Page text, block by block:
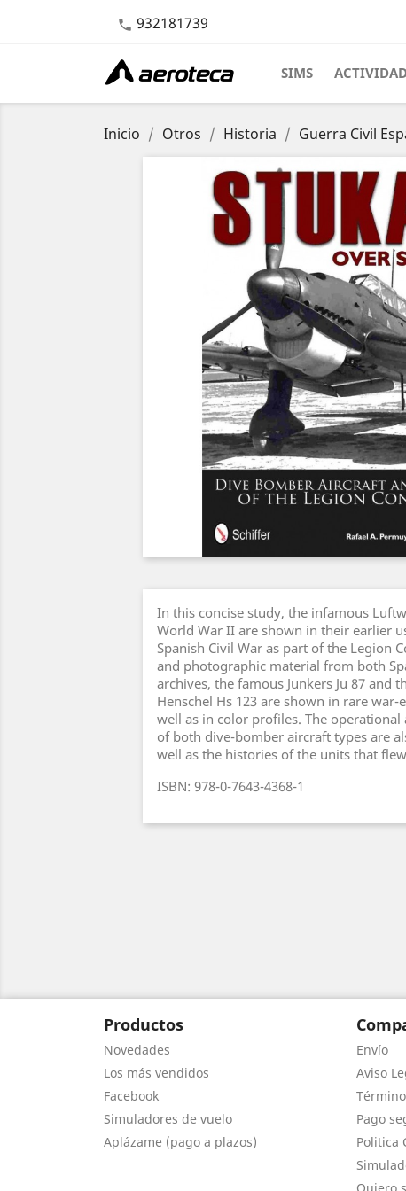
 932181739
SIMS
Inicio Otros Historia Guerra Civil
In this concise study, the infamous
World War II are shown in their earlier
Spanish Civil War as part of the Legion
and photographic material from both
archives, the famous Junkers Ju 87 and
Henschel Hs 123 are shown in rare
well as in color profiles. The operational
of both dive-bomber aircraft types are
well as the histories of the units that
ISBN: 978-0-7643-4368-1
Productos
Novedades
Los más vendidos
Facebook
Simuladores de vuelo
Aplázame (pago a plazos)
Envío
Aviso
Pago
Politica